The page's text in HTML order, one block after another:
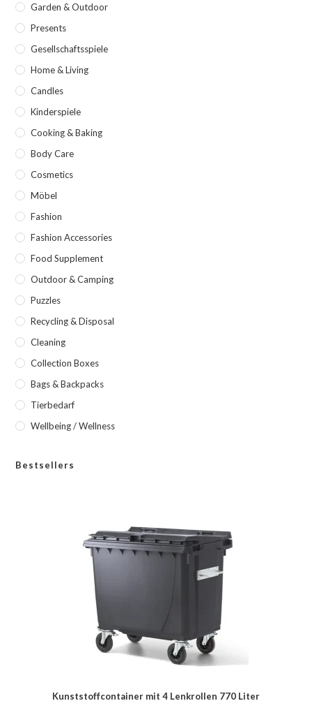
Garden & Outdoor
Presents
Gesellschaftsspiele
Home & Living
Candles
Kinderspiele
Cooking & Baking
Body Care
Cosmetics
Möbel
Fashion
Fashion Accessories
Food Supplement
Outdoor & Camping
Puzzles
Recycling & Disposal
Cleaning
Collection Boxes
Bags & Backpacks
Tierbedarf
Wellbeing / Wellness
Bestsellers
Kunststoffcontainer mit 4 Lenkrollen 770 Liter